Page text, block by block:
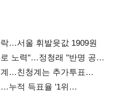
…서울 휘발윳값 1909원
노력"…정청래 "반명 공세
…친청계는 추가투표
누적 득표율 '1위